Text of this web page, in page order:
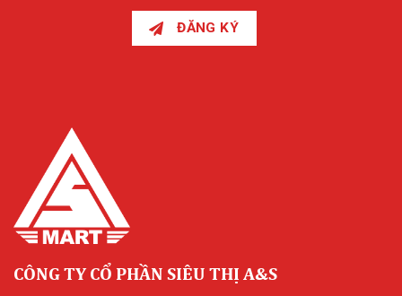
ĐĂNG KÝ
CÔNG TY CỔ PHẦN SIÊU THỊ A&S